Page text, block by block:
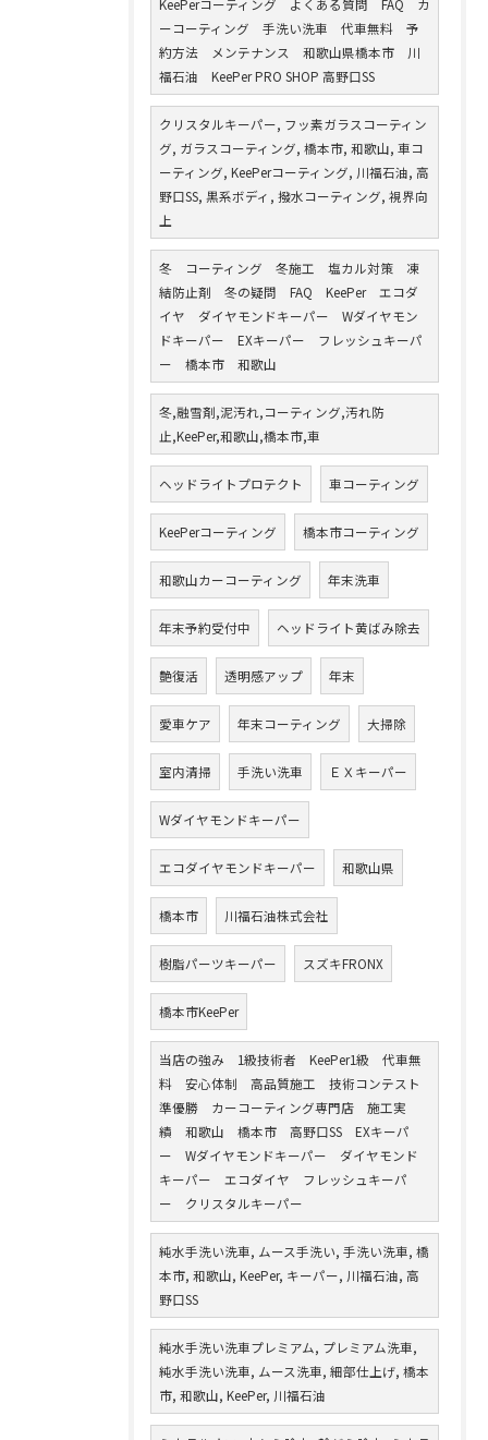
KeePerコーティング よくある質問 FAQ カ
ーコーティング 手洗い洗車 代車無料 予
約方法 メンテナンス 和歌山県橋本市 川
福石油 KeePer PRO SHOP 高野口SS
クリスタルキーパー, フッ素ガラスコーティン
グ, ガラスコーティング, 橋本市, 和歌山, 車コ
ーティング, KeePerコーティング, 川福石油, 高
野口SS, 黒系ボディ, 撥水コーティング, 視界向
上
冬 コーティング 冬施工 塩カル対策 凍
結防止剤 冬の疑問 FAQ KeePer エコダ
イヤ ダイヤモンドキーパー Wダイヤモン
ドキーパー EXキーパー フレッシュキーパ
ー 橋本市 和歌山
冬,融雪剤,泥汚れ,コーティング,汚れ防
止,KeePer,和歌山,橋本市,車
ヘッドライトプロテクト 車コーティング
KeePerコーティング 橋本市コーティング
和歌山カーコーティング 年末洗車
年末予約受付中 ヘッドライト黄ばみ除去
艶復活 透明感アップ 年末
愛車ケア 年末コーティング 大掃除
室内清掃 手洗い洗車 ＥＸキーパー
Wダイヤモンドキーパー
エコダイヤモンドキーパー 和歌山県
橋本市 川福石油株式会社
樹脂パーツキーパー スズキFRONX
橋本市KeePer
当店の強み 1級技術者 KeePer1級 代車無
料 安心体制 高品質施工 技術コンテスト
準優勝 カーコーティング専門店 施工実
績 和歌山 橋本市 高野口SS EXキーパ
ー Wダイヤモンドキーパー ダイヤモンド
キーパー エコダイヤ フレッシュキーパ
ー クリスタルキーパー
純水手洗い洗車, ムース手洗い, 手洗い洗車, 橋
本市, 和歌山, KeePer, キーパー, 川福石油, 高
野口SS
純水手洗い洗車プレミアム, プレミアム洗車,
純水手洗い洗車, ムース洗車, 細部仕上げ, 橋本
市, 和歌山, KeePer, 川福石油